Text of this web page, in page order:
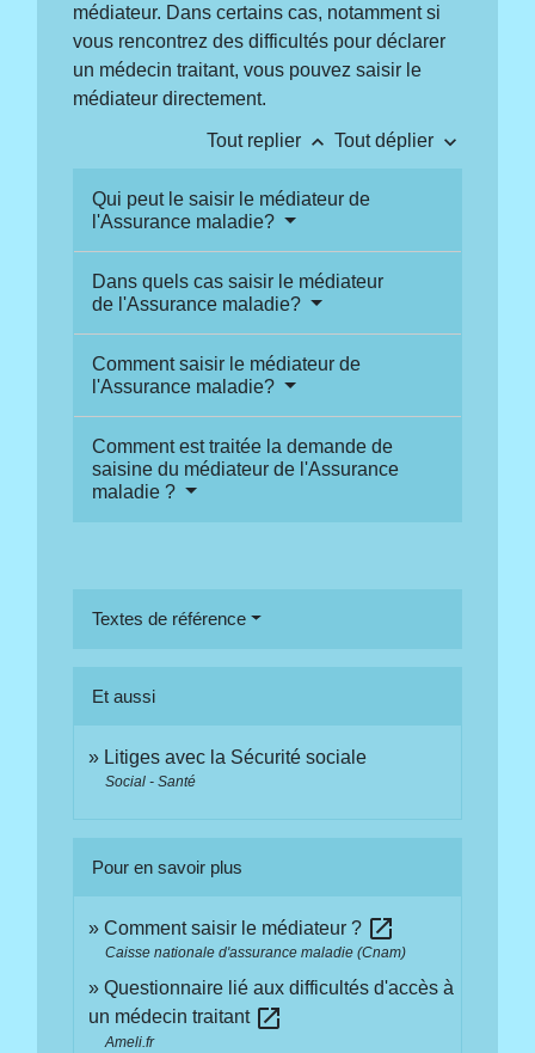
médiateur. Dans certains cas, notamment si
vous rencontrez des difficultés pour déclarer
un médecin traitant, vous pouvez saisir le
médiateur directement.
Tout replier keyboard_arrow_up Tout déplier keyboard_arrow_down
Qui peut le saisir le médiateur de
l'Assurance maladie?
Dans quels cas saisir le médiateur
de l'Assurance maladie?
Comment saisir le médiateur de
l'Assurance maladie?
Comment est traitée la demande de
saisine du médiateur de l'Assurance
maladie ?
Textes de référence
Et aussi
Litiges avec la Sécurité sociale
Social - Santé
Pour en savoir plus
Comment saisir le médiateur ? open_in_new
Caisse nationale d'assurance maladie (Cnam)
Questionnaire lié aux difficultés d'accès à
un médecin traitant open_in_new
Ameli.fr